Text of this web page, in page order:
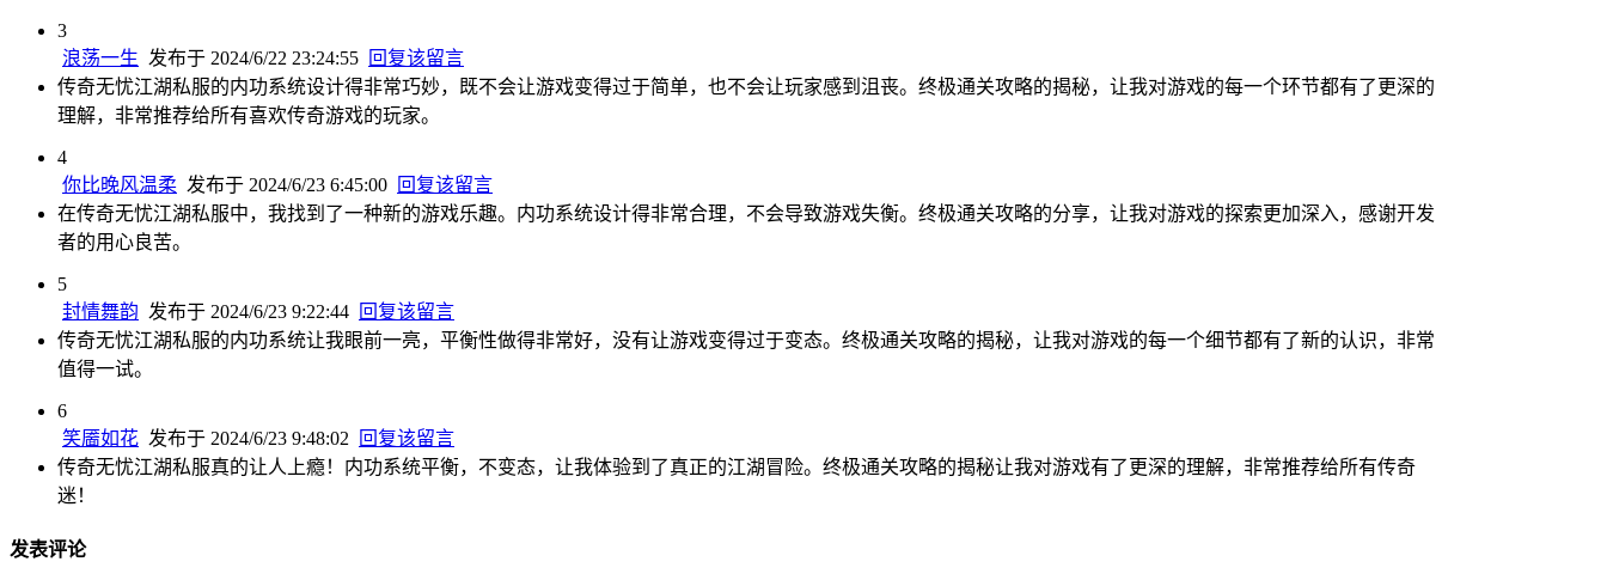
3
浪荡一生 发布于 2024/6/22 23:24:55 回复该留言
传奇无忧江湖私服的内功系统设计得非常巧妙，既不会让游戏变得过于简单，也不会让玩家感到沮丧。终极通关攻略的揭秘，让我对游戏的每一个环节都有了更深的
理解，非常推荐给所有喜欢传奇游戏的玩家。
4
你比晚风温柔 发布于 2024/6/23 6:45:00 回复该留言
在传奇无忧江湖私服中，我找到了一种新的游戏乐趣。内功系统设计得非常合理，不会导致游戏失衡。终极通关攻略的分享，让我对游戏的探索更加深入，感谢开发
者的用心良苦。
5
封情舞韵 发布于 2024/6/23 9:22:44 回复该留言
传奇无忧江湖私服的内功系统让我眼前一亮，平衡性做得非常好，没有让游戏变得过于变态。终极通关攻略的揭秘，让我对游戏的每一个细节都有了新的认识，非常
值得一试。
6
笑靥如花 发布于 2024/6/23 9:48:02
回复该留言
传奇无忧江湖私服真的让人上瘾！内功系统平衡，不变态，让我体验到了真正的江湖冒险。终极通关攻略的揭秘让我对游戏有了更深的理解，非常推荐给所有传奇
迷！
发表评论